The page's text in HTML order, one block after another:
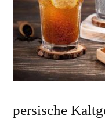
persische